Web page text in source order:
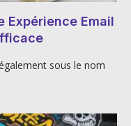
Expérience Email
sous le nom